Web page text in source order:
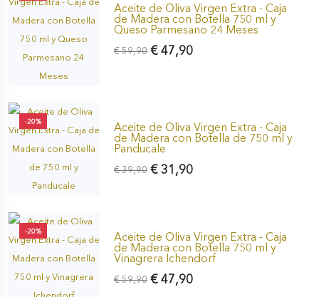
Aceite de Oliva Virgen Extra - Caja
de Madera con Botella 750 ml y
Queso Parmesano 24 Meses
€ 47,90
€ 59,90
-20% Aceite de Oliva Virgen Extra - Caja
de Madera con Botella de 750 ml y
Panducale
€ 31,90
€ 39,90
-20% Aceite de Oliva Virgen Extra - Caja
de Madera con Botella 750 ml y
Vinagrera Ichendorf
€ 47,90
€ 59,90